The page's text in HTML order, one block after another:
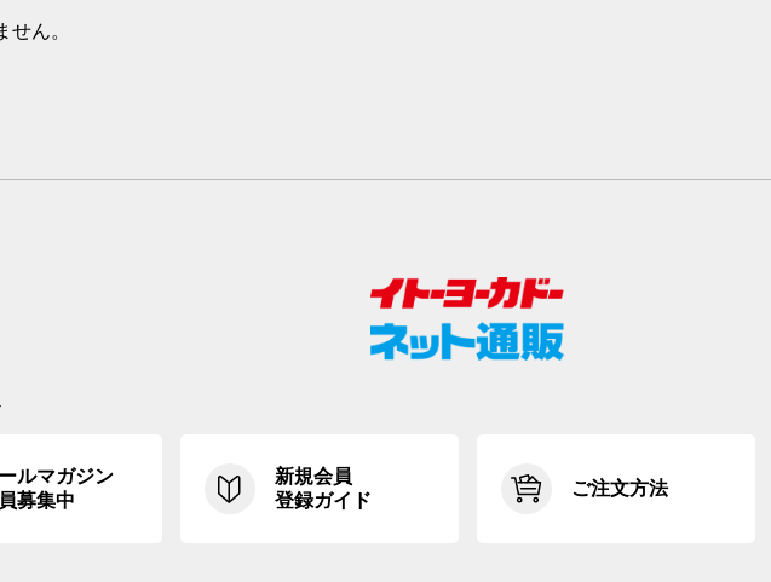
ん。
ルマガジン
募集中
新規会員
登録ガイド
ご注文方法